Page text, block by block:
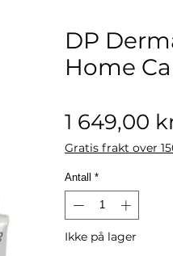
DP
Home
1 649,00
Gratis frakt over
Antall *
Ikke på lager